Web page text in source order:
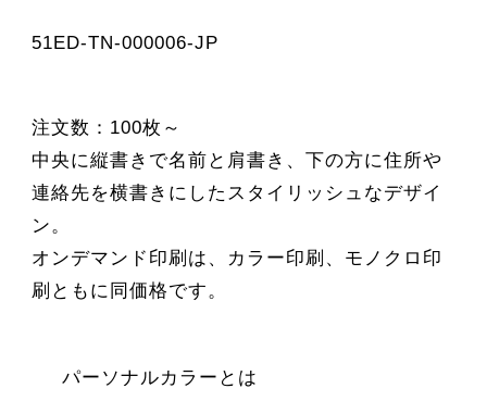
51ED-TN-000006-JP
注文数：100枚～
中央に縦書きで名前と肩書き、下の方に住所や
連絡先を横書きにしたスタイリッシュなデザイ
ン。
オンデマンド印刷は、カラー印刷、モノクロ印
刷ともに同価格です。
パーソナルカラーとは